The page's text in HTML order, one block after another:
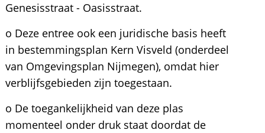
Genesisstraat - Oasisstraat.
o Deze entree ook een juridische basis heeft
in bestemmingsplan Kern Visveld (onderdeel
van Omgevingsplan Nijmegen), omdat hier
verblijfsgebieden zijn toegestaan.
o De toegankelijkheid van deze plas
momenteel onder druk staat doordat de